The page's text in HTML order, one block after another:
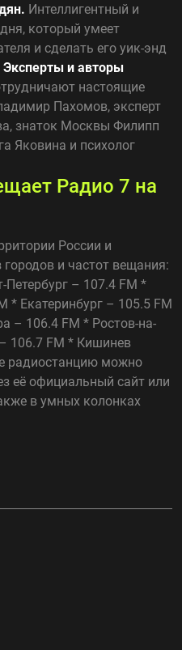
Интеллигентный и
который умеет
и сделать его уик-энд
Эксперты и авторы
настоящие
Пахомов, эксперт
знаток Москвы Филипп
Яковина и психолог
Радио 7 на
России и
и частот вещания:
– 107.4 FM *
* Екатеринбург – 105.5 FM
– 106.4 FM * Ростов-на-
106.7 FM * Кишинев
радиостанцию можно
её официальный сайт или
в умных колонках